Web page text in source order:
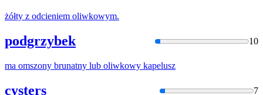
żółty z odcieniem oliwkowym.
podgrzybek 10
ma omszony brunatny lub oliwkowy kapelusz
cysters 7